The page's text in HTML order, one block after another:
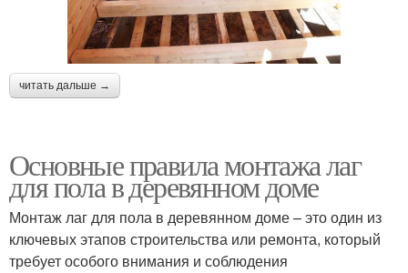
читать дальше →
Основные правила монтажа лаг
для пола в деревянном доме
Монтаж лаг для пола в деревянном доме – это один из
ключевых этапов строительства или ремонта, который
требует особого внимания и соблюдения